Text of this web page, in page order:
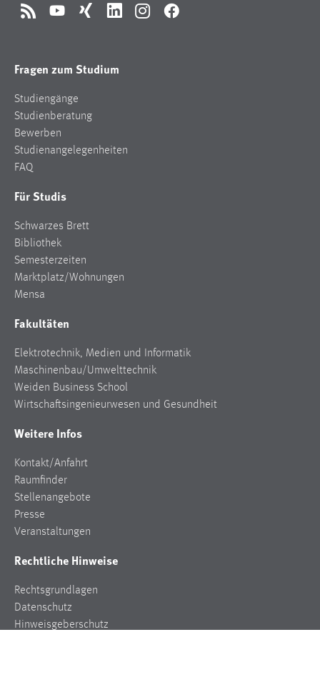
RSS YouTubeXing LinkedInInstagramFacebook
Fragen zum Studium
Studiengänge
Studienberatung
Bewerben
Studienangelegenheiten
FAQ
Für Studis
Schwarzes Brett
Bibliothek
Semesterzeiten
Marktplatz/Wohnungen
Mensa
Fakultäten
Elektrotechnik, Medien und Informatik
Maschinenbau/Umwelttechnik
Weiden Business School
Wirtschaftsingenieurwesen und Gesundheit
Weitere Infos
Kontakt/Anfahrt
Raumfinder
Stellenangebote
Presse
Veranstaltungen
Rechtliche Hinweise
Rechtsgrundlagen
Datenschutz
Hinweisgeberschutz
Name:
Dieser Cookie ist notwendig um sich an der Website
Cookie Laufzeit:
24 Stunden
Statistik Cookies erfassen Informationen anonym.
unsere Besucher unsere Website nutzen.
Matomo
Zugriffsstatistik
Cookie Laufzeit:
Max. 13 Monate
MARKETING
Marketing Cookies werden von Drittanbietern
verwendet, um personalisierte Werbung anzuzeigen.
Sie tun dies, indem sie Besucher über Websites
hinweg verfolgen.
Google Ads
Name:
_gcl_au
Anbieter: